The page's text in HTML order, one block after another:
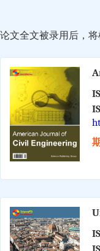
论文全文被录用后，